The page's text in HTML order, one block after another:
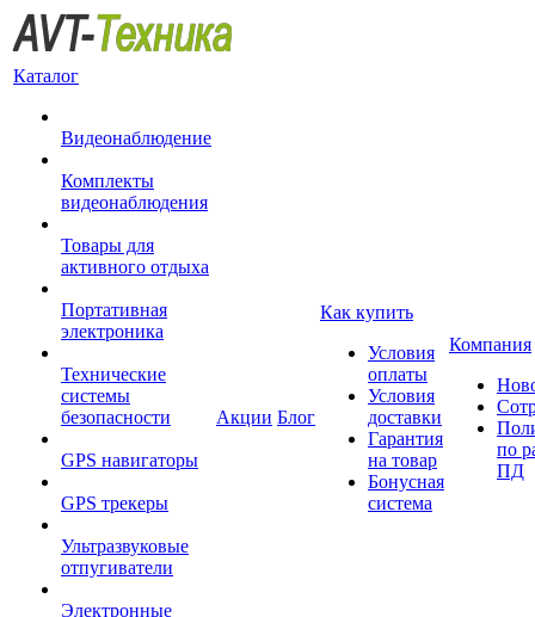
Каталог
Видеонаблюдение
Комплекты
видеонаблюдения
Товары для
активного отдыха
Портативная
электроника
Технические
системы
безопасности
GPS навигаторы
GPS трекеры
Ультразвуковые
отпугиватели
Электронные
Акции Блог
Как купить
Условия
оплаты
Условия
доставки
Гарантия
на товар
Бонусная
система
Компания
по
ПД